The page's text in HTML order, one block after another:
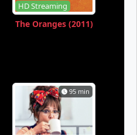
HD Streaming
The Oranges (2011)
95 min